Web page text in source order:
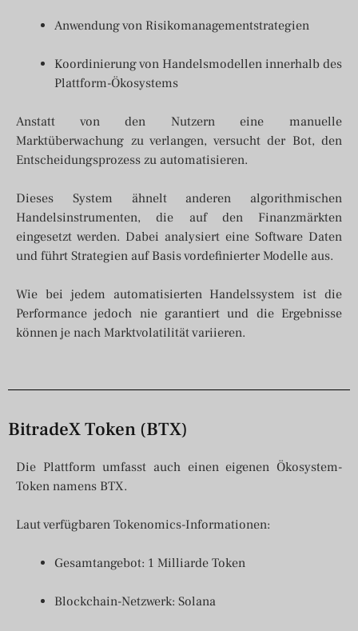
Anwendung von Risikomanagementstrategien
Koordinierung von Handelsmodellen innerhalb des
Plattform-Ökosystems
Anstatt von den Nutzern eine manuelle
Marktüberwachung zu verlangen, versucht der Bot, den
Entscheidungsprozess zu automatisieren.
Dieses System ähnelt anderen algorithmischen
Handelsinstrumenten, die auf den Finanzmärkten
eingesetzt werden. Dabei analysiert eine Software Daten
und führt Strategien auf Basis vordefinierter Modelle aus.
Wie bei jedem automatisierten Handelssystem ist die
Performance jedoch nie garantiert und die Ergebnisse
können je nach Marktvolatilität variieren.
BitradeX Token (BTX)
Die Plattform umfasst auch einen eigenen Ökosystem-
Token namens BTX.
Laut verfügbaren Tokenomics-Informationen:
Gesamtangebot: 1 Milliarde Token
Blockchain-Netzwerk: Solana